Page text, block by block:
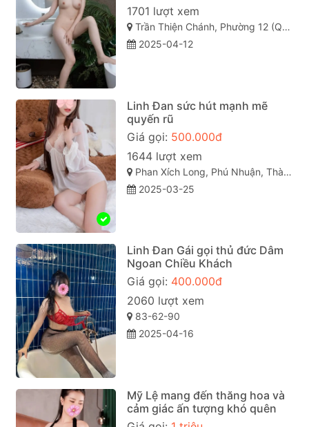
1701 lượt xem
Trần Thiện Chánh, Phường 12 (Quận 10), Quận 10 sài gòn
2025-04-12
Linh Đan sức hút mạnh mẽ
quyến rũ
Giá gọi: 500.000đ
1644 lượt xem
Phan Xích Long, Phú Nhuận, Thành phố Hồ Chí Minh
2025-03-25
Linh Đan Gái gọi thủ đức Dâm
Ngoan Chiều Khách
Giá gọi: 400.000đ
2060 lượt xem
83-62-90
2025-04-16
Mỹ Lệ mang đến thăng hoa và
cảm giác ấn tượng khó quên